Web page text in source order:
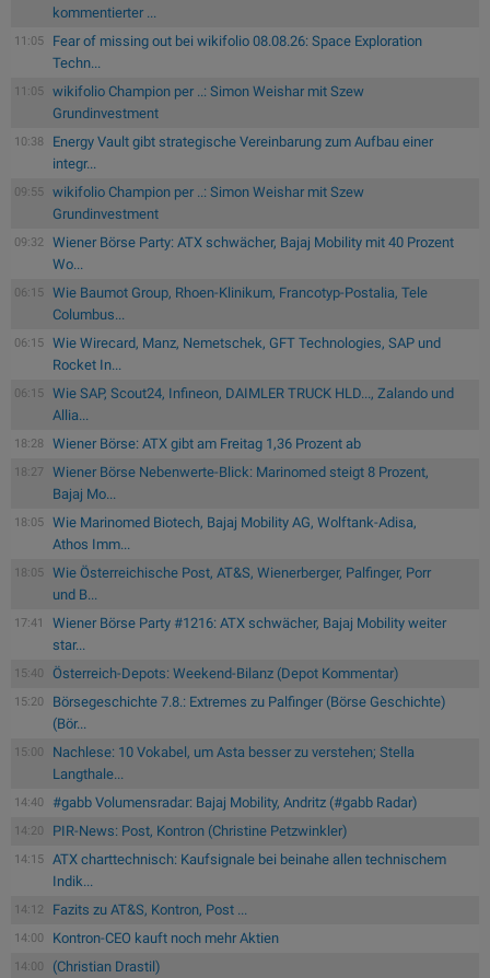
kommentierter ...
11:05
Fear of missing out bei wikifolio 08.08.26: Space Exploration
Techn...
11:05
wikifolio Champion per ..: Simon Weishar mit Szew
Grundinvestment
10:38
Energy Vault gibt strategische Vereinbarung zum Aufbau einer
integr...
09:55
wikifolio Champion per ..: Simon Weishar mit Szew
Grundinvestment
09:32
Wiener Börse Party: ATX schwächer, Bajaj Mobility mit 40 Prozent
Wo...
06:15
Wie Baumot Group, Rhoen-Klinikum, Francotyp-Postalia, Tele
Columbus...
06:15
Wie Wirecard, Manz, Nemetschek, GFT Technologies, SAP und
Rocket In...
06:15
Wie SAP, Scout24, Infineon, DAIMLER TRUCK HLD..., Zalando und
Allia...
18:28 Wiener Börse: ATX gibt am Freitag 1,36 Prozent ab
18:27
Wiener Börse Nebenwerte-Blick: Marinomed steigt 8 Prozent,
Bajaj Mo...
18:05
Wie Marinomed Biotech, Bajaj Mobility AG, Wolftank-Adisa,
Athos Imm...
18:05
Wie Österreichische Post, AT&S, Wienerberger, Palfinger, Porr
und B...
17:41
Wiener Börse Party #1216: ATX schwächer, Bajaj Mobility weiter
star...
15:40 Österreich-Depots: Weekend-Bilanz (Depot Kommentar)
15:20
Börsegeschichte 7.8.: Extremes zu Palfinger (Börse Geschichte)
(Bör...
15:00
Nachlese: 10 Vokabel, um Asta besser zu verstehen; Stella
Langthale...
14:40 #gabb Volumensradar: Bajaj Mobility, Andritz (#gabb Radar)
14:20 PIR-News: Post, Kontron (Christine Petzwinkler)
14:15
ATX charttechnisch: Kaufsignale bei beinahe allen technischem
Indik...
14:12 Fazits zu AT&S, Kontron, Post ...
14:00 Kontron-CEO kauft noch mehr Aktien
14:00 (Christian Drastil)